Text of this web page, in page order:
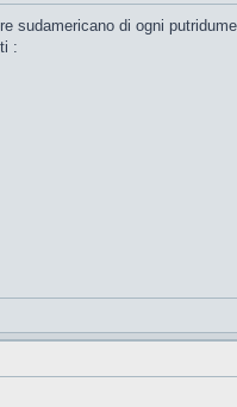
sudamericano di ogni
: